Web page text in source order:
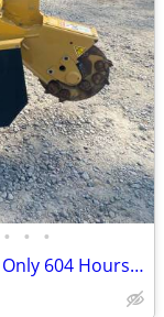
• • •
2021 Rayco RG37 Stump Grinder with Only 604 Hours!!! #4965